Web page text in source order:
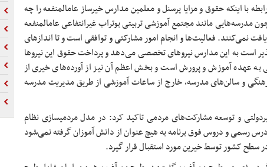
با اینکه حقوق و مزایا پرسنل و معلمین مدارسخیرساز
عام‎المنفعه را چه
مدرسه‌هایی مانند مجتمع آموزشی تربیتیبوتراب
غیرانتفاعی عام‎المنفعه
است و شهریه از دانش آموزان دریافت نمی‌کنند. فعالیت‌ها و انجام امور مشارکتی و توافقی است و تا اندازه‎ای
است به این مدارس نیروهای تخصصی می‌دهد و پرداخت حقوق این نیروها
به عهده آموزش و پرورش است و بخش اعظم آن نیز از آورده‌های خیری از
و سالن‌های مدرسه، خارج از ساعات آموزشی از طریق مدیریت مدرسه
رئیس سازمان مدارس و مراکز غیردولتی و توسعه مشارکت‌های مردمی تاکید کرد: در مدل مردمی‎سازی نظام
رسمی و دروس فوق برنامه به هیچ عنوان از دانش آموزان گرفته نمی‌شود
سطح کشور توسط خیرین مورد استقبال قرار گیرد.